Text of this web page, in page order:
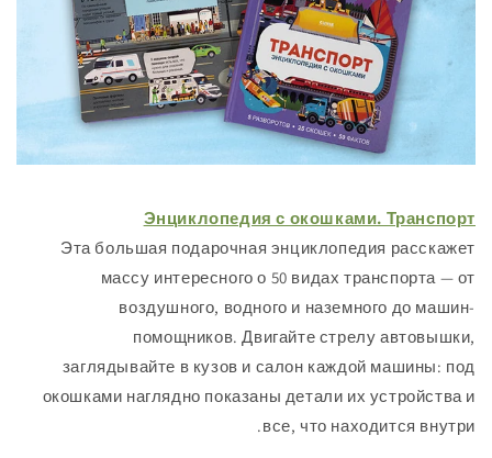
Энциклопедия с окошками.
Эта большая подарочная энциклопедия
массу интересного о 50 видах
воздушного, водного и наземного
помощников. Двигайте стрелу
заглядывайте в кузов и салон каждой
окошками наглядно показаны детали их
все, что находится